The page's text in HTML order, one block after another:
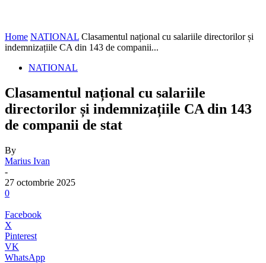
Home NATIONAL Clasamentul național cu salariile directorilor și
indemnizațiile CA din 143 de companii...
NATIONAL
Clasamentul național cu salariile
directorilor și indemnizațiile CA din 143
de companii de stat
By
Marius Ivan
-
27 octombrie 2025
0
Facebook
X
Pinterest
VK
WhatsApp